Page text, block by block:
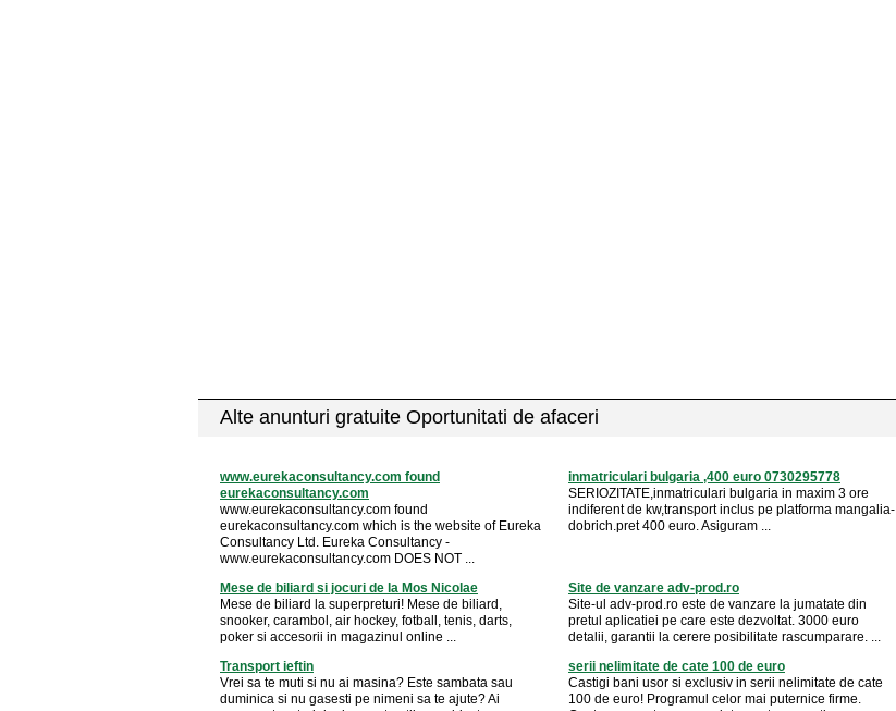
Alte anunturi gratuite Oportunitati de afaceri
www.eurekaconsultancy.com found
eurekaconsultancy.com
www.eurekaconsultancy.com found
eurekaconsultancy.com which is the website of Eureka
Consultancy Ltd. Eureka Consultancy -
www.eurekaconsultancy.com DOES NOT ...
inmatriculari bulgaria ,400 euro 0730295778
SERIOZITATE,inmatriculari bulgaria in maxim 3 ore
indiferent de kw,transport inclus pe platforma mangalia-
dobrich.pret 400 euro. Asiguram ...
Mese de biliard si jocuri de la Mos Nicolae
Mese de biliard la superpreturi! Mese de biliard,
snooker, carambol, air hockey, fotball, tenis, darts,
poker si accesorii in magazinul online ...
Site de vanzare adv-prod.ro
Site-ul adv-prod.ro este de vanzare la jumatate din
pretul aplicatiei pe care este dezvoltat. 3000 euro
detalii, garantii la cerere posibilitate rascumparare. ...
Transport ieftin
Vrei sa te muti si nu ai masina? Este sambata sau
duminica si nu gasesti pe nimeni sa te ajute? Ai
serii nelimitate de cate 100 de euro
Castigi bani usor si exclusiv in serii nelimitate de cate
100 de euro! Programul celor mai puternice firme.